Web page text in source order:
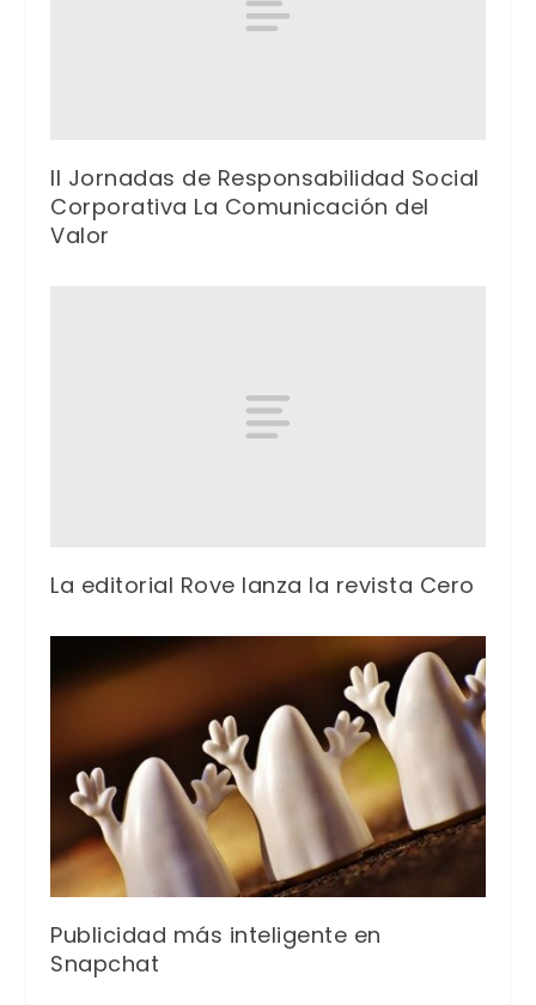
II Jornadas de Responsabilidad Social
Corporativa La Comunicación del
Valor
La editorial Rove lanza la revista Cero
Publicidad más inteligente en
Snapchat